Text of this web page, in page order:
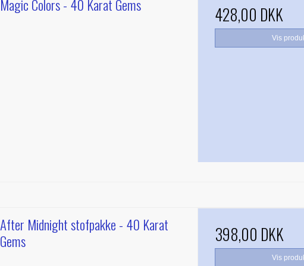
Magic Colors - 40 Karat Gems 428,00 DKK
Vis
After Midnight stofpakke - 40 Karat
Gems
398,00 DKK
Vis